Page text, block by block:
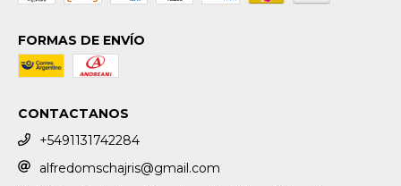
FORMAS DE ENVÍO
CONTACTANOS
+5491131742284
alfredomschajris@gmail.com